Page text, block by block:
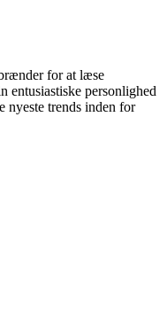
for at læse
entusiastiske personlighed
nyeste trends inden for